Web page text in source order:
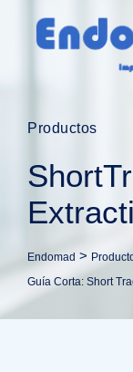
Productos
Endomad >
Guía Corta: Short